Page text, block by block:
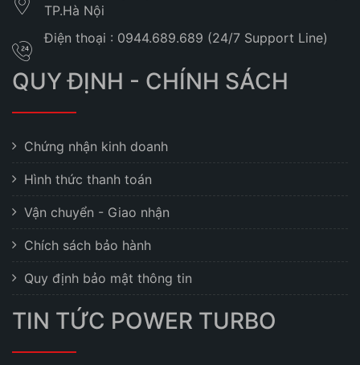
TP.Hà Nội
Điện thoại : 0944.689.689 (24/7 Support Line)
QUY ĐỊNH - CHÍNH SÁCH
Chứng nhận kinh doanh
Hình thức thanh toán
Vận chuyển - Giao nhận
Chích sách bảo hành
Quy định bảo mật thông tin
TIN TỨC POWER TURBO